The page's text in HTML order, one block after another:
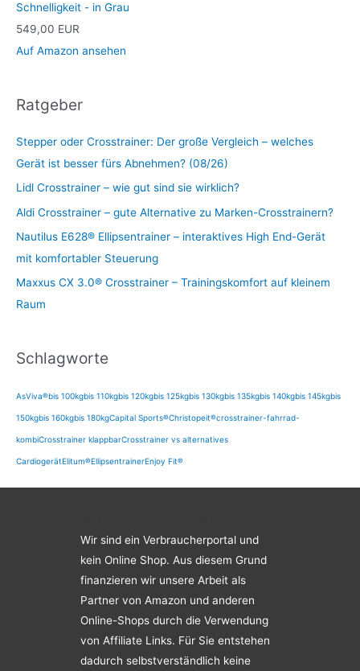
Schnelligkeit - in Grau
549,00 EUR
Auf Amazon ansehen
Ratgeber
Stepper oder Crosstrainer: Der große Vergleich – welches
Gerät ist besser fürs Abnehmen? (08/26)
Lidl Crosstrainer – wie gut sind sie wirklich?
Aldi Crosstrainer – gute Alternative zu Marken-Crosstrainern?
Nautilus E628® Ellipsentrainer – interaktives High End-Gerät
mit komfortabler Steuerung
Maxxus CX 3.0® Crosstrainer – Trainingskomfort auf kleinem
Raum
Schlagworte
AsViva®bis 100kgbis 110kgbis 120kgbis 125kgbis 130kgbis 135kgbis 140kgbis 145kgbis
150kgbis 160kgbis 180kgCapital Sports®Christopeit®crosstrainer-fahrrad-
kombiCrosstrainer klappbarCrosstrainer vs alternatives
CardiogerätElitum®EllipsentrainerEnjoy Fit®
Wir sind ein Verbraucherportal und
kein Online Shop. Aus diesem Grund
finanzieren wir unsere Arbeit als
Partner von Amazon und anderen
Online-Shops durch die Verwendung
von Affiliate Links. Für Sie entstehen
dadurch selbstverständlich keine